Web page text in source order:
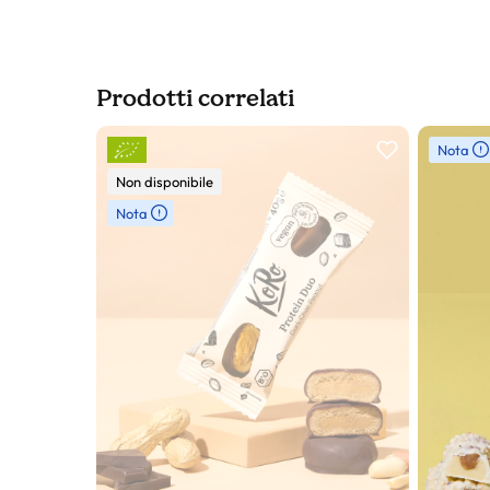
Prodotti correlati
Slider prodotto
Non disponibile
Nota
Nota